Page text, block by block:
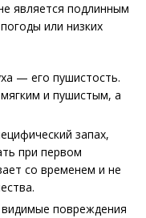
является подлинным
или низких
— его пушистость.
и пушистым, а
запах,
при первом
со временем и не
видимые повреждения